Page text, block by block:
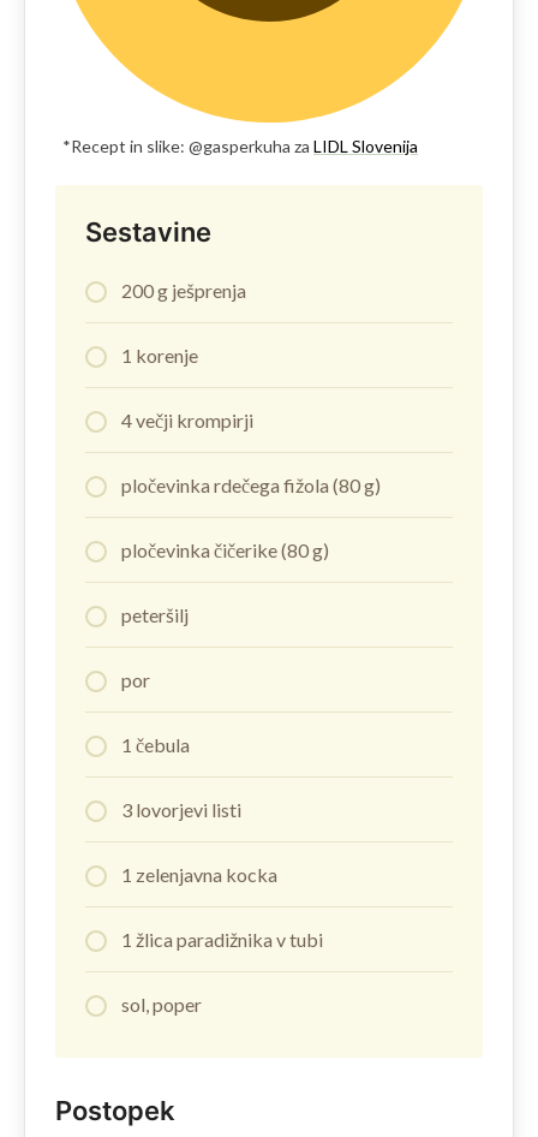
*Recept in slike: @gasperkuha za LIDL Slovenija
Sestavine
200 g ješprenja
1 korenje
4 večji krompirji
pločevinka rdečega fižola (80 g)
pločevinka čičerike (80 g)
peteršilj
por
1 čebula
3 lovorjevi listi
1 zelenjavna kocka
1 žlica paradižnika v tubi
sol, poper
Postopek